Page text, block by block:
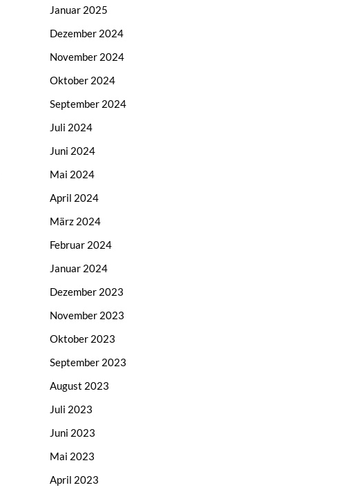
Januar 2025
Dezember 2024
November 2024
Oktober 2024
September 2024
Juli 2024
Juni 2024
Mai 2024
April 2024
März 2024
Februar 2024
Januar 2024
Dezember 2023
November 2023
Oktober 2023
September 2023
August 2023
Juli 2023
Juni 2023
Mai 2023
April 2023